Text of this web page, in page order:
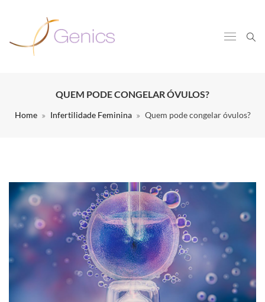
QUEM PODE CONGELAR ÓVULOS?
Home Infertilidade Feminina Quem pode congelar óvulos?